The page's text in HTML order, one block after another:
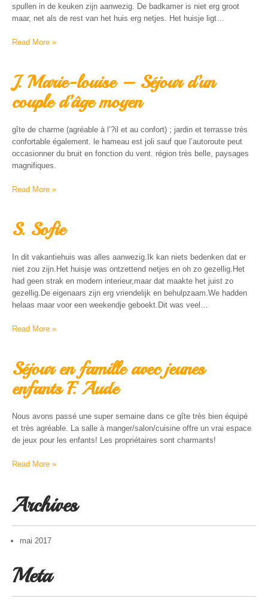
spullen in de keuken zijn aanwezig. De badkamer is niet erg groot
maar, net als de rest van het huis erg netjes. Het huisje ligt…
Read More »
J. Marie-louise – Séjour d’un
couple d’âge moyen
gîte de charme (agréable à l’?il et au confort) ; jardin et terrasse très
confortable également. le hameau est joli sauf que l’autoroute peut
occasionner du bruit en fonction du vent. région très belle, paysages
magnifiques.
Read More »
S. Sofie
In dit vakantiehuis was alles aanwezig.Ik kan niets bedenken dat er
niet zou zijn.Het huisje was ontzettend netjes en oh zo gezellig.Het
had geen strak en modern interieur,maar dat maakte het juist zo
gezellig.De eigenaars zijn erg vriendelijk en behulpzaam.We hadden
helaas maar voor een weekendje geboekt.Dit was veel…
Read More »
Séjour en famille avec jeunes
enfants F. Aude
Nous avons passé une super semaine dans ce gîte très bien équipé
et très agréable. La salle à manger/salon/cuisine offre un vrai espace
de jeux pour les enfants! Les propriétaires sont charmants!
Read More »
Archives
mai 2017
Meta